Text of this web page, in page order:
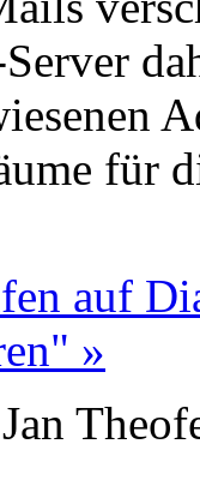
für
auf
»